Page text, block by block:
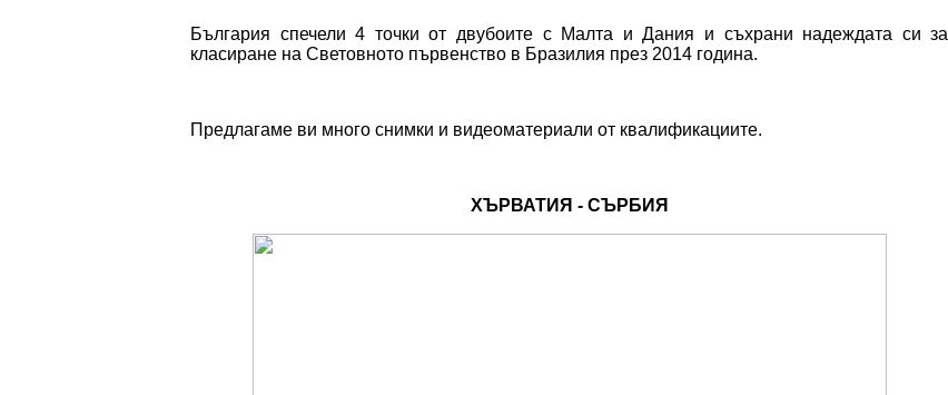
България спечели 4 точки от двубоите с Малта и Дания и съхрани надеждата си за
класиране на Световното първенство в Бразилия през 2014 година.
Предлагаме ви много снимки и видеоматериали от квалификациите.
ХЪРВАТИЯ - СЪРБИЯ